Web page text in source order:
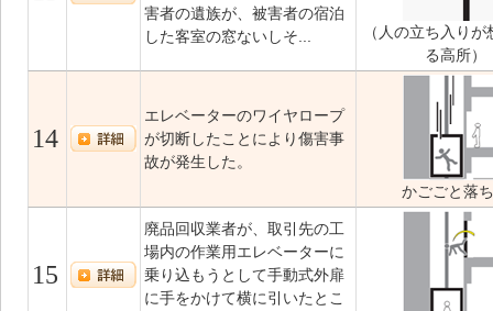
害者の遺族が、被害者の宿泊
した客室の窓ないしそ...
（人の立ち入りが
る高所）
14
エレベーターのワイヤロープ
が切断したことにより傷害事
故が発生した。
かごごと落
15
廃品回収業者が、取引先の工
場内の作業用エレベーターに
乗り込もうとして手動式外扉
に手をかけて横に引いたとこ